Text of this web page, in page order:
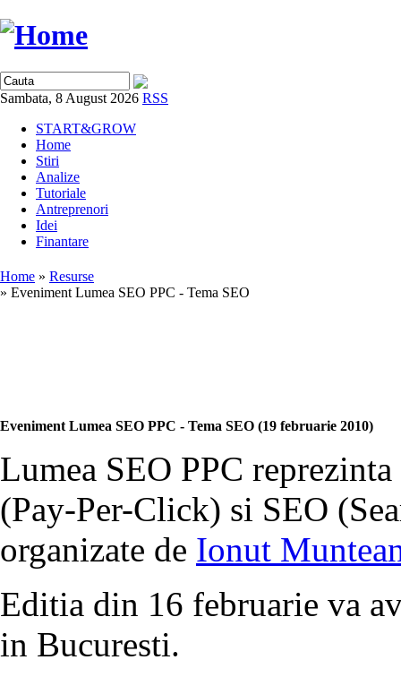
Sambata, 8 August 2026 RSS
START&GROW
Home
Stiri
Analize
Tutoriale
Antreprenori
Idei
Finantare
Home » Resurse
» Eveniment Lumea SEO PPC - Tema SEO
Eveniment Lumea SEO PPC - Tema SEO (19 februarie 2010)
Lumea SEO PPC
(Pay-Per-Click) si SEO
organizate de Ionut
Editia din 16 februarie va
in Bucuresti.